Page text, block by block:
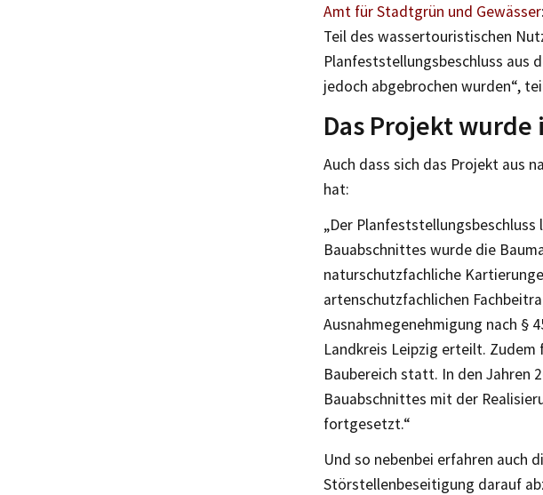
Amt für Stadtgrün und Gewässer
Teil des wassertouristischen
Planfeststellungsbeschluss aus
jedoch abgebrochen wurden“,
Das Projekt
Auch dass sich das Projekt aus
hat:
„Der
Bauabschnittes wurde die
naturschutzfachliche
artenschutzfachlichen
Ausnahmegenehmigung nach §
Landkreis Leipzig erteilt.
Baubereich statt. In den Jahren
Bauabschnittes mit der
fortgesetzt.“
Und so nebenbei erfahren auch
Störstellenbeseitigung darauf